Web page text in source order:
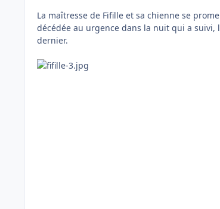
La maîtresse de Fifille et sa chienne se
décédée au urgence dans la nuit qui a
dernier.